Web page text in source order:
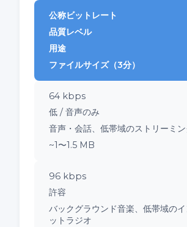
公称ビットレート
品質レベル
用途
ファイルサイズ（3分）
64 kbps
低 / 音声のみ
音声・会話、低帯域のストリーミ
~1〜1.5 MB
96 kbps
許容
バックグラウンド音楽、低帯域の
ットラジオ